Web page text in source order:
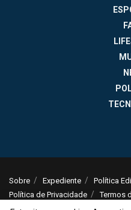
Sobre Expediente Política
Política de Privacidade
Termos